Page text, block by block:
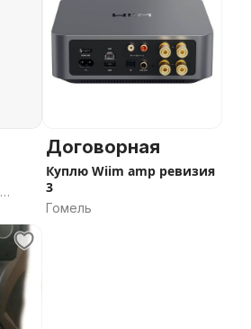
Договорная
Куплю Wiim amp ревизия
3
Гомель